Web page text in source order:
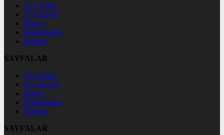
Üye Girişi
Üye Kaydı
Künye
Hakkımızda
İletişim
SAYFALAR
Üye Girişi
Üye Kaydı
Künye
Hakkımızda
İletişim
SAYFALAR